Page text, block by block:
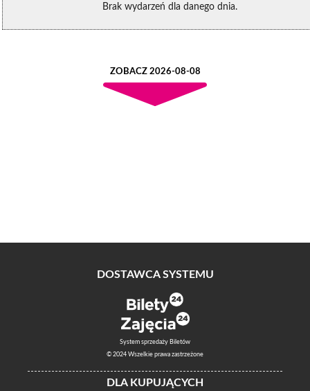
Brak wydarzeń dla danego dnia.
ZOBACZ 2026-08-08
DOSTAWCA SYSTEMU
System sprzedaży Biletów
© 2024 Wszelkie prawa zastrzeżone
DLA KUPUJĄCYCH